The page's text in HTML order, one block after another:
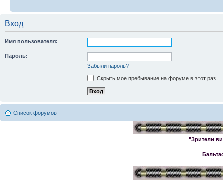
Вход
Имя пользователя:
Пароль:
Забыли пароль?
Скрыть мое пребывание на форуме в этот раз
Список форумов
"Зрители